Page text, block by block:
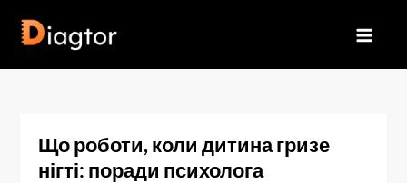
Що роботи, коли дитина гризе
нігті: поради психолога